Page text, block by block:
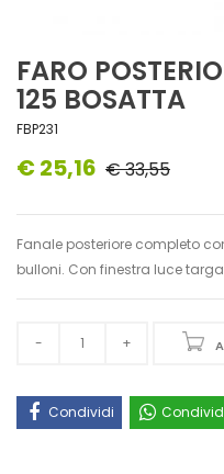
FARO
125 BOSATTA
FBP231
€ 25,16 € 33,55
Fanale posteriore completo
bulloni. Con finestra luce
Condividi